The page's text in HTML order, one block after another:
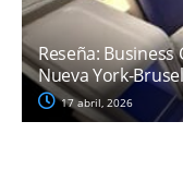
Reseña:
Nueva York-
17 abril, 2026